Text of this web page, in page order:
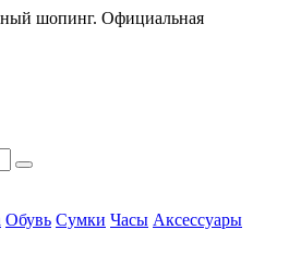
шопинг. Официальная
Обувь Сумки Часы Аксессуары